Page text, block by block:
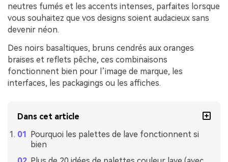
neutres fumés et les accents intenses, parfaites lorsque
vous souhaitez que vos designs soient audacieux sans
devenir néon.
Des noirs basaltiques, bruns cendrés aux oranges
braises et reflets pêche, ces combinaisons
fonctionnent bien pour l’image de marque, les
interfaces, les packagings ou les affiches.
Dans cet article
Pourquoi les palettes de lave fonctionnent si
bien